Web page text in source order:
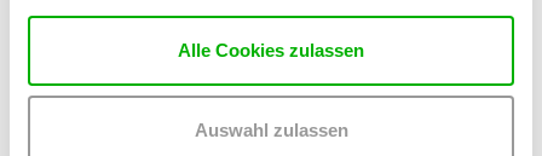
Alle Cookies zulassen
Auswahl zulassen
PLATZKONZERTE 2026
Di 11.8.2026